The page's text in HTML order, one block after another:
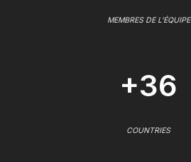
MEMBRES DE L'ÉQUIPE
+36
COUNTRIES